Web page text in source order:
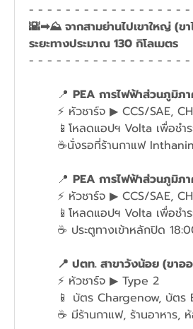
- - - - - - - - - - - - - - - - - -
🌇➡⛰ จากสามย่านไปเขาใหญ่ (ข
ระยะทางประมาณ 130 กิโลเมตร
- - - - - - - - - - - - - - - - - -
	📍
PEA การไฟฟ้าส่วนภูมิภ
⚡ หัวชาร์จ ▶ CCS/SAE,
📱โหลดแอปฯ Volta เพื่อช
☕นั่งรอที่ร้านกาแฟ
	📍
PEA การไฟฟ้าส่วนภูมิภ
⚡ หัวชาร์จ ▶ CCS/SAE,
📱โหลดแอปฯ Volta เพื่อช
☕ ประตูทางเข้าหลักปิด
📍 ปตท. สาขาวังน้อย (ขาอ
	⚡ หัวชาร์จ ▶ Type 2
📱 บัตร Chargenow, บัต
☕ มีร้านกาแฟ, ร้านอาหาร,